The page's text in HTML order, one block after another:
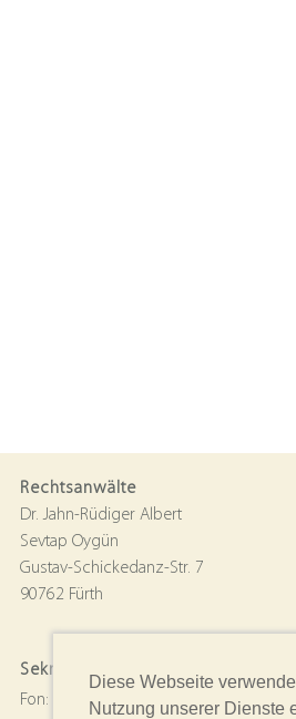
Diese Webseite
Nutzung unserer Dienste
Rechtsanwälte
Dr. Jahn-Rüdiger Albert
Sevtap Oygün
Gustav-Schickedanz-Str. 7
90762 Fürth
Sekretariat
Fon:
0911 . 23 99 166-0